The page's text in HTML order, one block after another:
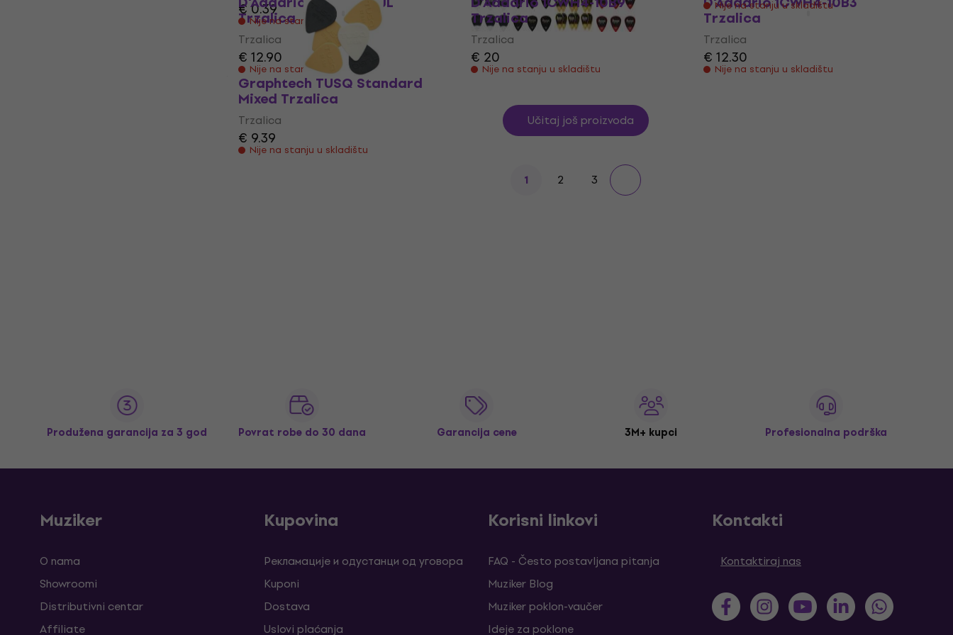
€ 0.39
Nije na stanju u skladištu
Nije na stanju u skladištu
Trzalica
Trzalica
€ 12.90
Nije na stanju u skladištu
Trzalica
Trzalica
€ 20
Nije na stanju u skladištu
Trzalica
Trzalica
€ 12.30
Nije na stanju u skladištu
Graphtech TUSQ Standard
Mixed Trzalica
Trzalica
€ 9.39
Nije na stanju u skladištu
Učitaj još proizvoda
1 2 3
Produžena garancija za 3 god Povrat robe do 30 dana Garancija cene 3M+ kupci Profesionalna podrška
Muziker
O nama
Showroomi
Distributivni centar
Affiliate
Kupovina
Рекламације и одустанци од уговора
Kuponi
Dostava
Uslovi plaćanja
Korisni linkovi
FAQ - Često postavljana pitanja
Muziker Blog
Muziker poklon-vaučer
Ideje za poklone
Kontakti
Kontaktiraj nas